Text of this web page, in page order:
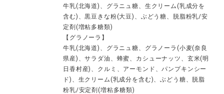
牛乳(北海道)、グラニュ糖、生クリーム(乳成分を
含む)、黒豆きな粉(大豆)、ぶどう糖、脱脂粉乳/安
定剤(増粘多糖類)
【グラノーラ】
牛乳(北海道)、グラニュ糖、グラノーラ(小麦(奈良
県産)、サラダ油、蜂蜜、カシューナッツ、玄米(明
日香村産)、クルミ、アーモンド、パンプキンシー
ド)、生クリーム(乳成分を含む)、ぶどう糖、脱脂
粉乳/安定剤(増粘多糖類)